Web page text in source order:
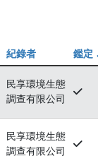
紀錄者
鑑定
民享環境生態
調查有限公司
民享環境生態
調查有限公司